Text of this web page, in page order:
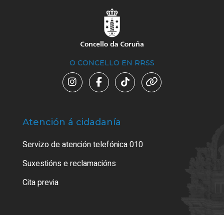
O CONCELLO EN RRSS
Atención á cidadanía
Servizo de atención telefónica 010
Suxestións e reclamacións
Cita previa